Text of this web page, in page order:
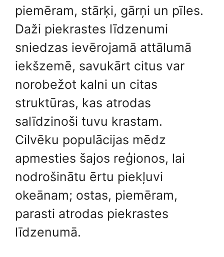
piemēram, stārķi, gārņi un pīles.
Daži piekrastes līdzenumi
sniedzas ievērojamā attālumā
iekšzemē, savukārt citus var
norobežot kalni un citas
struktūras, kas atrodas
salīdzinoši tuvu krastam.
Cilvēku populācijas mēdz
apmesties šajos reģionos, lai
nodrošinātu ērtu piekļuvi
okeānam; ostas, piemēram,
parasti atrodas piekrastes
līdzenumā.